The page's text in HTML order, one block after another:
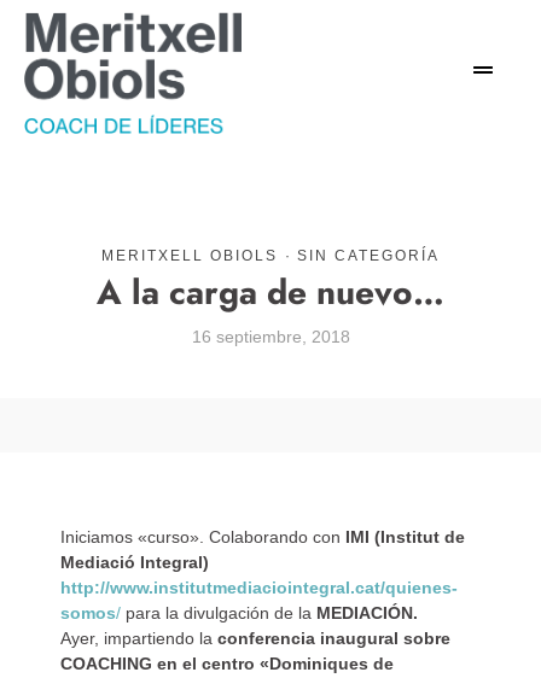
MERITXELL OBIOLS · SIN CATEGORÍA
A la carga de nuevo…
16 septiembre, 2018
Iniciamos «curso». Colaborando con IMI (Institut de
Mediació Integral)
http://www.institutmediaciointegral.cat/quienes-
somos/ para la divulgación de la MEDIACIÓN.
Ayer, impartiendo la conferencia inaugural sobre
COACHING en el centro «Dominiques de